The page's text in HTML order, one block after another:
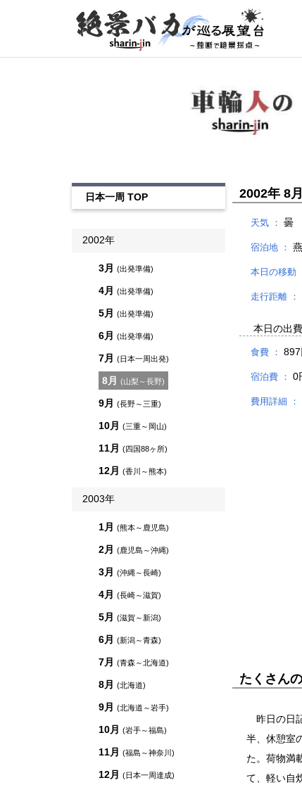
日本一周 TOP
2002年
3月 (出発準備)
4月 (出発準備)
5月 (出発準備)
6月 (出発準備)
7月 (日本一周出発)
8月 (山梨～長野)
9月 (長野～三重)
10月 (三重～岡山)
11月 (四国88ヶ所)
12月 (香川～熊本)
2003年
1月 (熊本～鹿児島)
2月 (鹿児島～沖縄)
3月 (沖縄～長崎)
4月 (長崎～滋賀)
5月 (滋賀～新潟)
6月 (新潟～青森)
7月 (青森～北海道)
8月 (北海道)
9月 (北海道～岩手)
10月 (岩手～福島)
11月 (福島～神奈川)
12月 (日本一周達成)
2002年 8
天気 ： 曇
宿泊地 ：
本日の移動
走行距離 ：
本日の出費
食費 ： 897
宿泊費 ： 0
費用詳細 ：
たくさん
昨日の日
半、休憩室
た。荷物満
て、軽い自